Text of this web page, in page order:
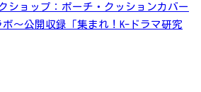
ショップ：ポーチ・クッションカバー
ボ～公開収録「集まれ！K-ドラマ研究